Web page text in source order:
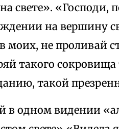
свете».
на вершину
моих, не проливай
такого
такой
в одном видении